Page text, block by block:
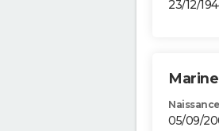
23/12/
Naissance
05/09/